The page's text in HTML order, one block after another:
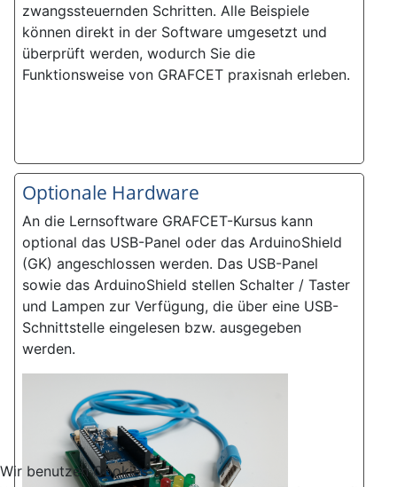
zwangssteuernden Schritten. Alle Beispiele
können direkt in der Software umgesetzt und
überprüft werden, wodurch Sie die
Funktionsweise von GRAFCET praxisnah erleben.
Optionale Hardware
An die Lernsoftware GRAFCET-Kursus kann
optional das USB-Panel oder das ArduinoShield
(GK) angeschlossen werden. Das USB-Panel
sowie das ArduinoShield stellen Schalter / Taster
und Lampen zur Verfügung, die über eine USB-
Schnittstelle eingelesen bzw. ausgegeben
werden.
Wir benutzen Cookies